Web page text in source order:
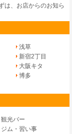
は、 お店からのお知ら
浅草
新宿2丁目
大阪キタ
博多
観光バー
ジム・習い事